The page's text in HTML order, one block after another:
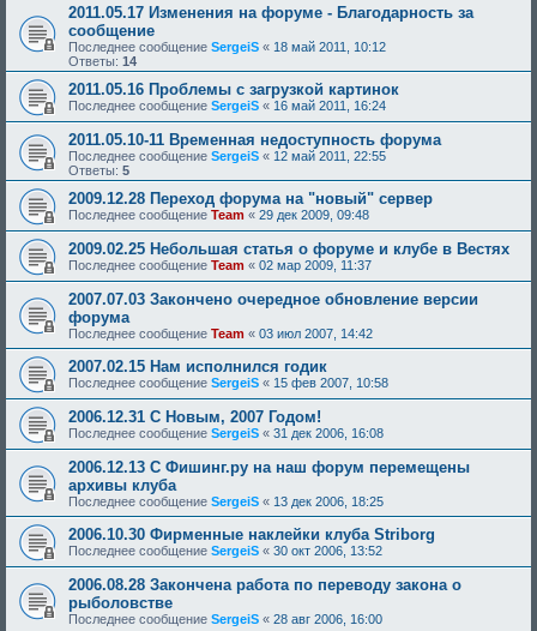
2011.05.17 Изменения на форуме - Благодарность за
сообщение
Последнее сообщение SergeiS « 18 май 2011, 10:12
Ответы: 14
2011.05.16 Проблемы с загрузкой картинок
Последнее сообщение SergeiS « 16 май 2011, 16:24
2011.05.10-11 Временная недоступность форума
Последнее сообщение SergeiS « 12 май 2011, 22:55
Ответы: 5
2009.12.28 Переход форума на "новый" сервер
Последнее сообщение Team « 29 дек 2009, 09:48
2009.02.25 Небольшая статья о форуме и клубе в Вестях
Последнее сообщение Team « 02 мар 2009, 11:37
2007.07.03 Закончено очередное обновление версии
форума
Последнее сообщение Team « 03 июл 2007, 14:42
2007.02.15 Нам исполнился годик
Последнее сообщение SergeiS « 15 фев 2007, 10:58
2006.12.31 С Новым, 2007 Годом!
Последнее сообщение SergeiS « 31 дек 2006, 16:08
2006.12.13 С Фишинг.ру на наш форум перемещены
архивы клуба
Последнее сообщение SergeiS « 13 дек 2006, 18:25
2006.10.30 Фирменные наклейки клуба Striborg
Последнее сообщение SergeiS « 30 окт 2006, 13:52
2006.08.28 Закончена работа по переводу закона о
рыболовстве
Последнее сообщение SergeiS « 28 авг 2006, 16:00